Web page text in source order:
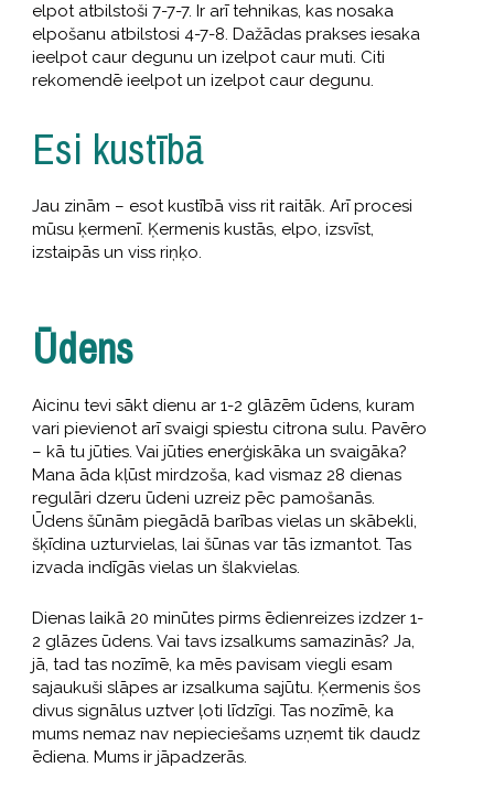
elpot atbilstoši 7-7-7. Ir arī tehnikas, kas nosaka
elpošanu atbilstosi 4-7-8. Dažādas prakses iesaka
ieelpot caur degunu un izelpot caur muti. Citi
rekomendē ieelpot un izelpot caur degunu.
Esi kustībā
Jau zinām – esot kustībā viss rit raitāk. Arī procesi
mūsu ķermenī. Ķermenis kustās, elpo, izsvīst,
izstaipās un viss riņķo.
Ūdens
Aicinu tevi sākt dienu ar 1-2 glāzēm ūdens, kuram
vari pievienot arī svaigi spiestu citrona sulu. Pavēro
– kā tu jūties. Vai jūties enerģiskāka un svaigāka?
Mana āda kļūst mirdzoša, kad vismaz 28 dienas
regulāri dzeru ūdeni uzreiz pēc pamošanās.
Ūdens šūnām piegādā barības vielas un skābekli,
šķīdina uzturvielas, lai šūnas var tās izmantot. Tas
izvada indīgās vielas un šlakvielas.
Dienas laikā 20 minūtes pirms ēdienreizes izdzer 1-
2 glāzes ūdens. Vai tavs izsalkums samazinās? Ja,
jā, tad tas nozīmē, ka mēs pavisam viegli esam
sajaukuši slāpes ar izsalkuma sajūtu. Ķermenis šos
divus signālus uztver ļoti līdzīgi. Tas nozīmē, ka
mums nemaz nav nepieciešams uzņemt tik daudz
ēdiena. Mums ir jāpadzerās.